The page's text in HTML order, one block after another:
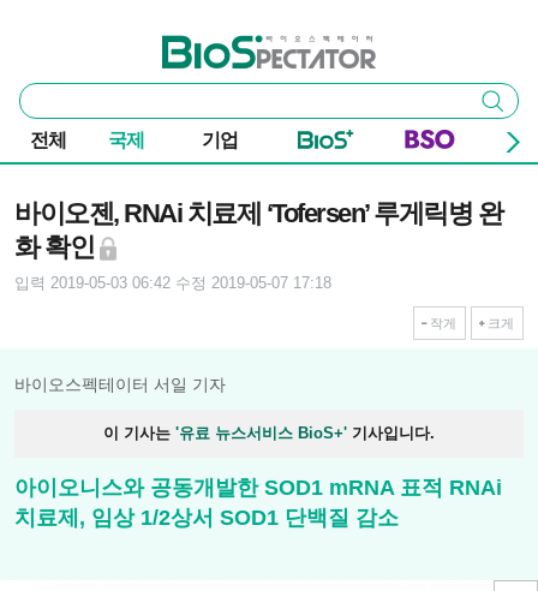
바이오스펙테이터
통
합
검
색
검색
전체 국제 기업
바이오젠, RNAi 치료제 ‘Tofersen’ 루게릭병 완
화 확인
입력 2019-05-03 06:42 수정 2019-05-07 17:18
작게 크게
바이오스펙테이터 서일 기자
이 기사는 '유료 뉴스서비스 BioS+' 기사입니다.
아이오니스와 공동개발한 SOD1 mRNA 표적 RNAi
치료제, 임상 1/2상서 SOD1 단백질 감소